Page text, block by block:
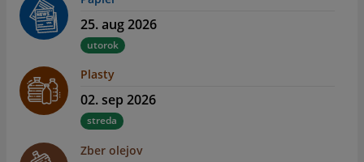
25. aug 2026
utorok
Plasty
02. sep 2026
streda
Zber olejov